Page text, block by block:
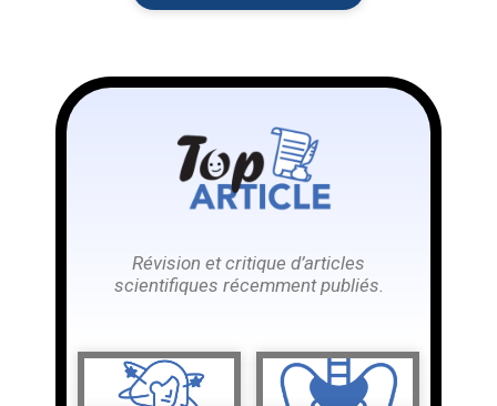
Révision et critique d’articles
scientifiques récemment publiés.